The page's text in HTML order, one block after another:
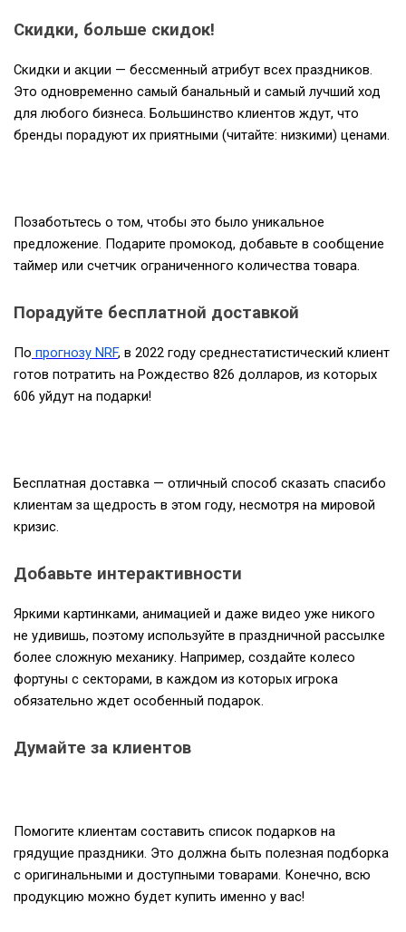
Скидки, больше скидок!
Скидки и акции — бессменный атрибут всех праздников.
Это одновременно самый банальный и самый лучший ход
для любого бизнеса. Большинство клиентов ждут, что
бренды порадуют их приятными (читайте: низкими) ценами.
Позаботьтесь о том, чтобы это было уникальное
предложение. Подарите промокод, добавьте в сообщение
таймер или счетчик ограниченного количества товара.
Порадуйте бесплатной доставкой
По прогнозу NRF, в 2022 году среднестатистический клиент
готов потратить на Рождество 826 долларов, из которых
606 уйдут на подарки!
Бесплатная доставка — отличный способ сказать спасибо
клиентам за щедрость в этом году, несмотря на мировой
кризис.
Добавьте интерактивности
Яркими картинками, анимацией и даже видео уже никого
не удивишь, поэтому используйте в праздничной рассылке
более сложную механику. Например, создайте колесо
фортуны с секторами, в каждом из которых игрока
обязательно ждет особенный подарок.
Думайте за клиентов
Помогите клиентам составить список подарков на
грядущие праздники. Это должна быть полезная подборка
с оригинальными и доступными товарами. Конечно, всю
продукцию можно будет купить именно у вас!